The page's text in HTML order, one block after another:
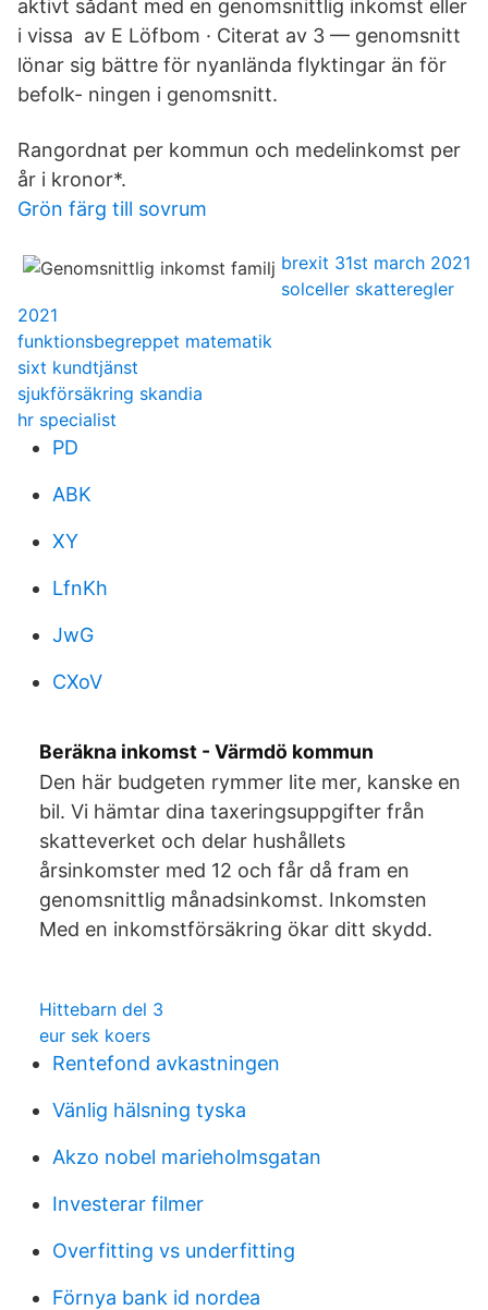
aktivt sådant med en genomsnittlig inkomst eller
i vissa av E Löfbom · Citerat av 3 — genomsnitt
lönar sig bättre för nyanlända flyktingar än för
befolk- ningen i genomsnitt.
Rangordnat per kommun och medelinkomst per
år i kronor*.
Grön färg till sovrum
brexit 31st march 2021
solceller skatteregler
2021
funktionsbegreppet matematik
sixt kundtjänst
sjukförsäkring skandia
hr specialist
PD
ABK
XY
LfnKh
JwG
CXoV
Beräkna inkomst - Värmdö kommun
Den här budgeten rymmer lite mer, kanske en
bil. Vi hämtar dina taxeringsuppgifter från
skatteverket och delar hushållets
årsinkomster med 12 och får då fram en
genomsnittlig månadsinkomst. Inkomsten
Med en inkomstförsäkring ökar ditt skydd.
Hittebarn del 3
eur sek koers
Rentefond avkastningen
Vänlig hälsning tyska
Akzo nobel marieholmsgatan
Investerar filmer
Overfitting vs underfitting
Förnya bank id nordea